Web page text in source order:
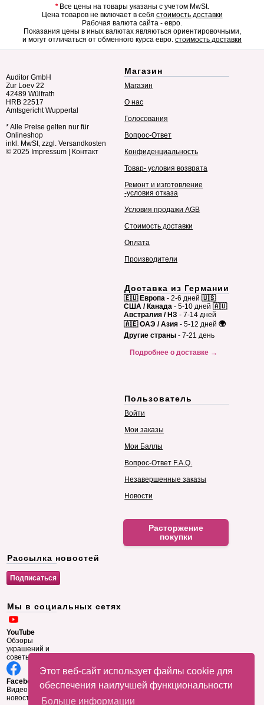
Этот веб-сайт использует файлы cookie для
обеспечения наилучшей функциональности
Больше информации
*Все цены на товары указаны с учетом MwSt.
Цена товаров не включает в себя стоимость доставки
Рабочая валюта сайта - евро.
Показания цены в иных валютах являються ориентировочными,
и могут отличаться от обменного курса евро. стоимость доставки
Auditor GmbH
Zur Loev 22
42489 Wülfrath
HRB 22517
Amtsgericht Wuppertal
* Alle Preise gelten nur für
Onlineshop
inkl. MwSt, zzgl. Versandkosten
© 2025 Impressum Контакт
Магазин
Магазин
О нас
Голосования
Вопрос-Ответ
Конфиденциальность
Товар- условия возврата
Ремонт и изготовление
-условия отказа
Условия продажи AGB
Стоимость доставки
Оплата
Производители
Доставка из Германии
🇪🇺 Европа - 2-6 дней 🇺🇸
США / Канада - 5-10 дней 🇦🇺
Австралия / НЗ - 7-14 дней
🇦🇪 ОАЭ / Азия - 5-12 дней 🌍
Другие страны - 7-21 день
Подробнее о доставке →
Пользователь
Войти
Мои заказы
Мои Баллы
Вопрос-Ответ F.A.Q.
Незавершенные заказы
Новости
Расторжение
покупки
Рассылка новостей
Мы в социальных сетях
YouTube
Обзоры
украшений и
советы
Facebook
Видео и
новости